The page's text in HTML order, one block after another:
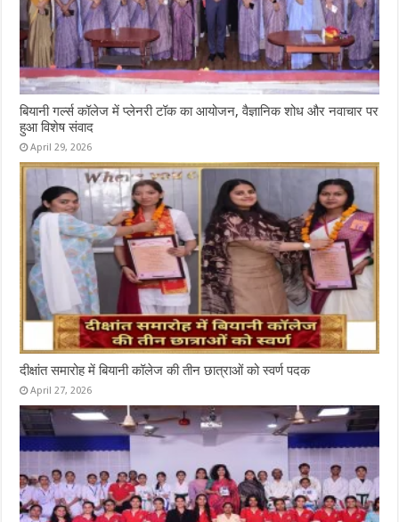
बियानी गर्ल्स कॉलेज में प्लेनरी टॉक का आयोजन, वैज्ञानिक शोध और नवाचार पर
हुआ विशेष संवाद
April 29, 2026
दीक्षांत समारोह में बियानी कॉलेज की तीन छात्राओं को स्वर्ण पदक
April 27, 2026